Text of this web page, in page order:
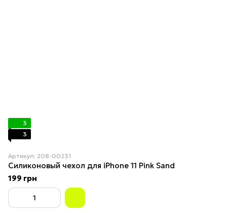
3
3
Артикул: 208-00231
Силиконовый чехол для iPhone 11 Pink Sand
199 грн